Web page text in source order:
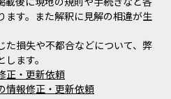
ます。また解釈に見解の相違が生
た損失や不都合などについて、弊
ます。
正・更新依頼
情報修正・更新依頼